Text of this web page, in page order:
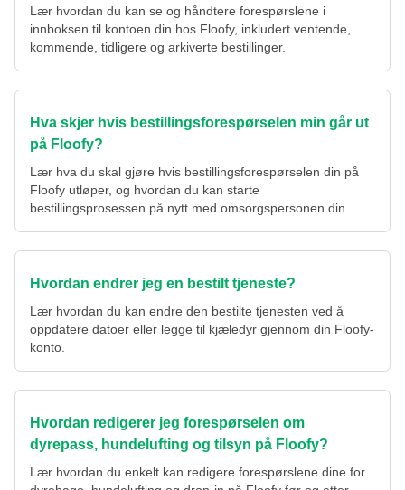
Lær hvordan du kan se og håndtere forespørslene i
innboksen til kontoen din hos Floofy, inkludert ventende,
kommende, tidligere og arkiverte bestillinger.
Hva skjer hvis bestillingsforespørselen min går ut
på Floofy?
Lær hva du skal gjøre hvis bestillingsforespørselen din på
Floofy utløper, og hvordan du kan starte
bestillingsprosessen på nytt med omsorgspersonen din.
Hvordan endrer jeg en bestilt tjeneste?
Lær hvordan du kan endre den bestilte tjenesten ved å
oppdatere datoer eller legge til kjæledyr gjennom din Floofy-
konto.
Hvordan redigerer jeg forespørselen om
dyrepass, hundelufting og tilsyn på Floofy?
Lær hvordan du enkelt kan redigere forespørslene dine for